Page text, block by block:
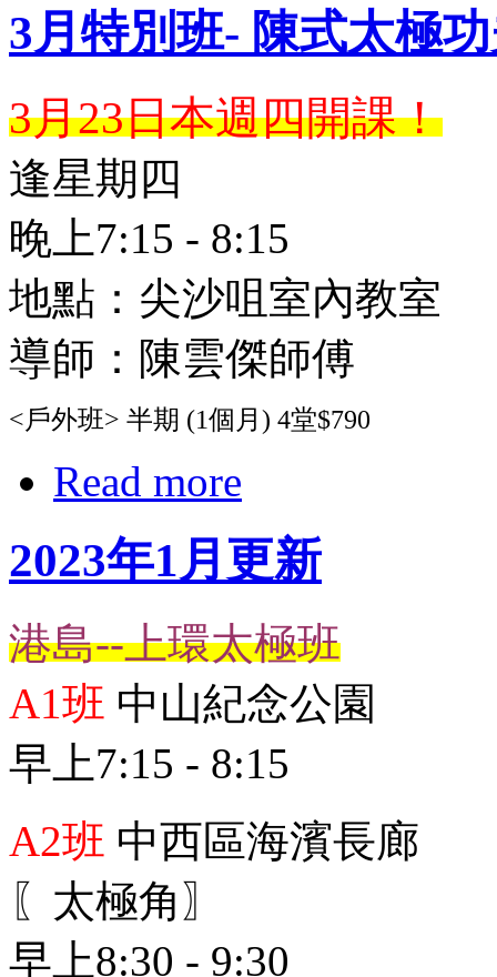
3月特別班- 陳式太極
3月23日本週四開課！
逢星期四
晚上7:15 - 8:15
地點：尖沙咀室內教室
導師：陳雲傑師傅
<戶外班> 半期 (1個月) 4堂$790
Read more
2023年1月更新
港島--上環太極班
A1班 中山紀念公園
早上7:15 - 8:15
A2班 中西區海濱長廊
〖太極角〗
早上8:30 - 9:30